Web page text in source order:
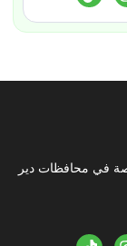
في محافظات دير